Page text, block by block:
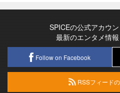
SPICEの公式アカウ
最新のエンタメ情
Follow on Facebook
RSSフィード